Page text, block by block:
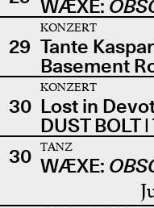
WÆXE:
29
KONZERT
Tante
Basement
30
KONZERT
Lost in
DUST BOLT
30
TANZ
WÆXE: